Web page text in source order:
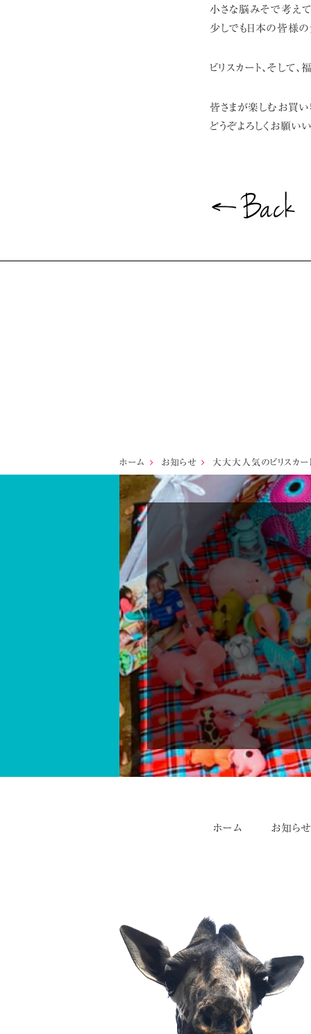
小さな脳みそで考えて
少しでも日本の皆様
ビリスカート、そして、
皆さまが楽しむお買い
どうぞよろしくお願
ホーム お知らせ 大大大人気のビリスカー
ホーム お知らせ